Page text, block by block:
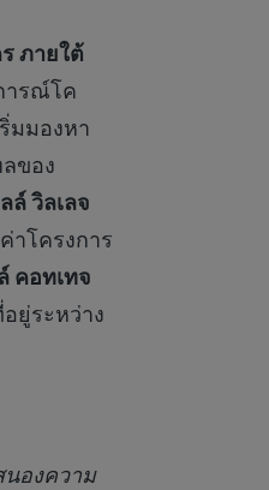
ภายใต้
ารณ์โค
มมองหา
ของ
ล์ วิลเลจ
าโครงการ
คอทเทจ
ยู่ระหว่าง
นองความ